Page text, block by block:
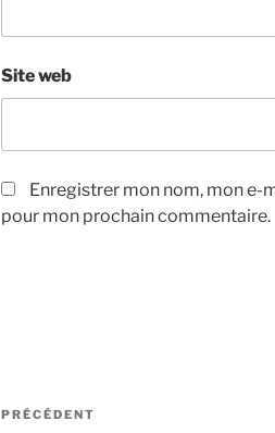
Site web
Enregistrer mon nom, mon e-
pour mon prochain commentaire.
Navigation
Article
PRÉCÉDENT